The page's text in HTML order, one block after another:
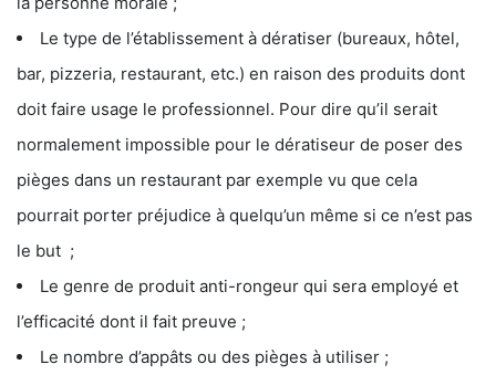
Le type de l’établissement à dératiser (bureaux, hôtel,
bar, pizzeria, restaurant, etc.) en raison des produits dont
doit faire usage le professionnel. Pour dire qu’il serait
normalement impossible pour le dératiseur de poser des
pièges dans un restaurant par exemple vu que cela
pourrait porter préjudice à quelqu’un même si ce n’est pas
le but ;
Le genre de produit anti-rongeur qui sera employé et
l’efficacité dont il fait preuve ;
Le nombre d’appâts ou des pièges à utiliser ;